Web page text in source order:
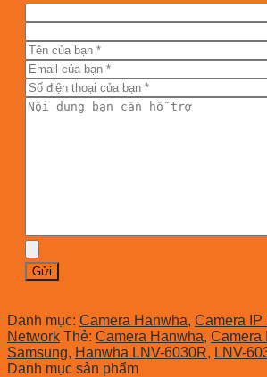
Danh mục: Camera Hanwha, Camera IP
Network Thẻ: Camera Hanwha, Camera
Samsung, Hanwha LNV-6030R, LNV-
Danh mục sản phẩm